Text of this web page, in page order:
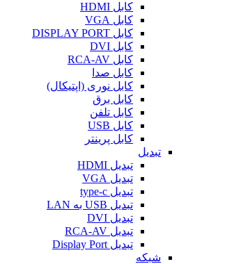
کابل HDMI
کابل VGA
کابل DISPLAY PORT
کابل DVI
کابل RCA-AV
کابل صدا
کابل نوری (اپتیکال)
کابل برق
کابل تلفن
کابل USB
کابل پرینتر
تبدیل
تبدیل HDMI
تبدیل VGA
تبدیل type-c
تبدیل USB به LAN
تبدیل DVI
تبدیل RCA-AV
تبدیل Display Port
شبکه